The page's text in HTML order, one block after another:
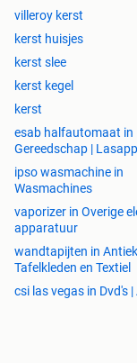
villeroy kerst
kerst huisjes
kerst slee
kerst kegel
kerst
esab halfautomaat in
Gereedschap |
ipso wasmachine in
Wasmachines
vaporizer in Overige
apparatuur
wandtapijten in
Tafelkleden en Textiel
csi las vegas in Dvd's |